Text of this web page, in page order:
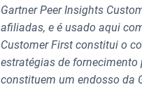
Gartner Peer Insights
afiliadas, e é usado aqui
Customer First constitui o
estratégias de
constituem um endosso da